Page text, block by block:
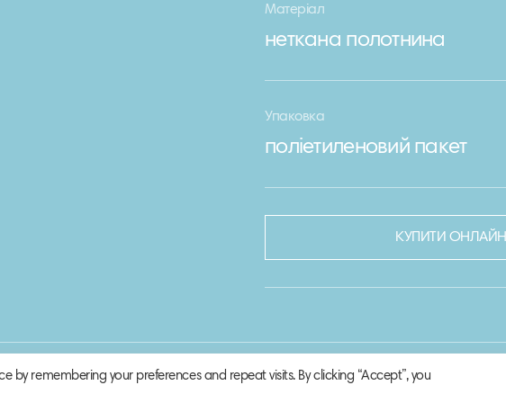
Матеріал
неткана полотнина
Упаковка
поліетиленовий пакет
КУПИТИ ОНЛАЙН
by remembering your preferences and repeat visits. By clicking “Accept”, you